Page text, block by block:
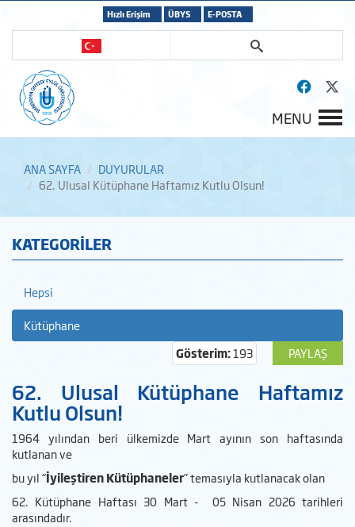
Hızlı Erişim ÜBYS E-POSTA
MENU
ANA SAYFA
DUYURULAR
62. Ulusal Kütüphane Haftamız Kutlu Olsun!
KATEGORİLER
Hepsi
Kütüphane
PAYLAŞ
Gösterim:193
62. Ulusal Kütüphane Haftamız
Kutlu Olsun!
1964 yılından beri ülkemizde Mart ayının son haftasında
kutlanan ve
bu yıl “İyileştiren Kütüphaneler” temasıyla kutlanacak olan
62. Kütüphane Haftası 30 Mart - 05 Nisan 2026 tarihleri
arasındadır.